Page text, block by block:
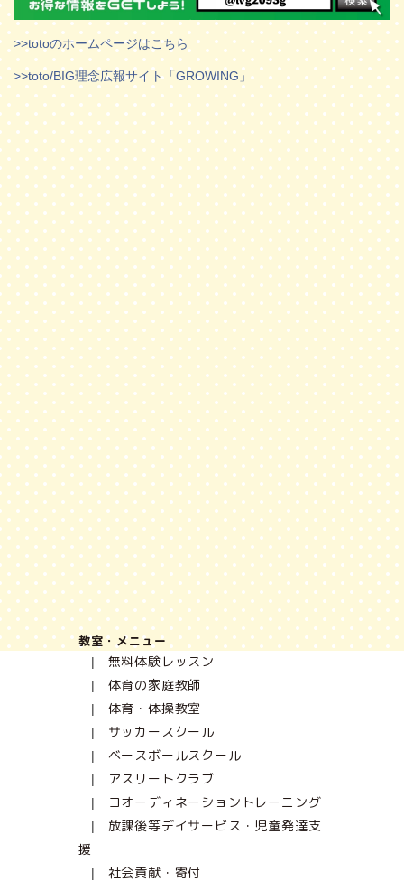
>>totoのホームページはこちら
>>toto/BIG理念広報サイト「GROWING」
教室・メニュー
無料体験レッスン
体育の家庭教師
体育・体操教室
サッカースクール
ベースボールスクール
アスリートクラブ
コオーディネーショントレーニング
放課後等デイサービス・児童発達支
援
社会貢献・寄付